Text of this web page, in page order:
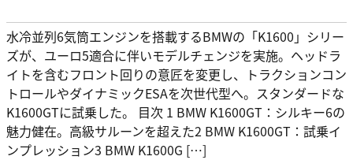
水冷並列6気筒エンジンを搭載するBMWの「K1600」シリー
ズが、ユーロ5適合に伴いモデルチェンジを実施。ヘッドラ
イトを含むフロント回りの意匠を変更し、トラクションコン
トロールやダイナミックESAを次世代型へ。スタンダードな
K1600GTに試乗した。 目次 1 BMW K1600GT：シルキー6の
魅力健在。高級サルーンを超えた2 BMW K1600GT：試乗イ
ンプレッション3 BMW K1600G […]